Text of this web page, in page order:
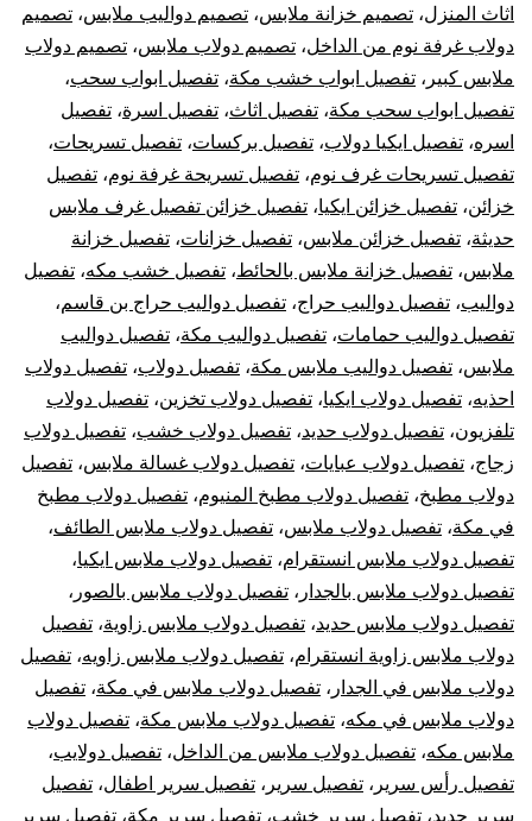
اثاث المنزل، تصميم خزانة ملابس، تصميم دواليب ملابس، تصميم
دولاب غرفة نوم من الداخل، تصميم دولاب ملابس، تصميم دولاب
ملابس كبير ، تفصيل ابواب خشب مكة، تفصيل ابواب سحب،
تفصيل ابواب سحب مكة، تفصيل اثاث، تفصيل اسرة، تفصيل
اسره، تفصيل ايكيا دولاب، تفصيل بركسات، تفصيل تسريحات،
تفصيل تسريحات غرف نوم، تفصيل تسريحة غرفة نوم، تفصيل
خزائن، تفصيل خزائن ايكيا، تفصيل خزائن تفصيل غرف ملابس
حديثة، تفصيل خزائن ملابس، تفصيل خزانات، تفصيل خزانة
ملابس، تفصيل خزانة ملابس بالحائط، تفصيل خشب مكه، تفصيل
دواليب، تفصيل دواليب حراج، تفصيل دواليب حراج بن قاسم،
تفصيل دواليب حمامات، تفصيل دواليب مكة، تفصيل دواليب
ملابس، تفصيل دواليب ملابس مكة، تفصيل دولاب، تفصيل دولاب
احذيه، تفصيل دولاب ايكيا، تفصيل دولاب تخزين، تفصيل دولاب
تلفزيون، تفصيل دولاب حديد، تفصيل دولاب خشب، تفصيل دولاب
زجاج، تفصيل دولاب عبايات، تفصيل دولاب غسالة ملابس، تفصيل
دولاب مطبخ، تفصيل دولاب مطبخ المنيوم، تفصيل دولاب مطبخ
في مكة، تفصيل دولاب ملابس، تفصيل دولاب ملابس الطائف،
تفصيل دولاب ملابس انستقرام، تفصيل دولاب ملابس ايكيا،
تفصيل دولاب ملابس بالجدار ، تفصيل دولاب ملابس بالصور ،
تفصيل دولاب ملابس حديد، تفصيل دولاب ملابس زاوية، تفصيل
دولاب ملابس زاوية انستقرام، تفصيل دولاب ملابس زاويه، تفصيل
دولاب ملابس في الجدار ، تفصيل دولاب ملابس في مكة، تفصيل
دولاب ملابس في مكه، تفصيل دولاب ملابس مكة، تفصيل دولاب
ملابس مكه، تفصيل دولاب ملابس من الداخل، تفصيل دولايب،
تفصيل رأس سرير ، تفصيل سرير ، تفصيل سرير اطفال، تفصيل
سرير حديد، تفصيل سرير خشب، تفصيل سرير مكة، تفصيل سرير